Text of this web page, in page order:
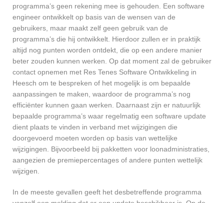
programma’s geen rekening mee is gehouden. Een software
engineer ontwikkelt op basis van de wensen van de
gebruikers, maar maakt zelf geen gebruik van de
programma’s die hij ontwikkelt. Hierdoor zullen er in praktijk
altijd nog punten worden ontdekt, die op een andere manier
beter zouden kunnen werken. Op dat moment zal de gebruiker
contact opnemen met Res Tenes Software Ontwikkeling in
Heesch om te bespreken of het mogelijk is om bepaalde
aanpassingen te maken, waardoor de programma’s nog
efficiënter kunnen gaan werken. Daarnaast zijn er natuurlijk
bepaalde programma’s waar regelmatig een software update
dient plaats te vinden in verband met wijzigingen die
doorgevoerd moeten worden op basis van wettelijke
wijzigingen. Bijvoorbeeld bij pakketten voor loonadministraties,
aangezien de premiepercentages of andere punten wettelijk
wijzigen.
In de meeste gevallen geeft het desbetreffende programma